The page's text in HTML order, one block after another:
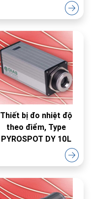
Thiết bị đo nhiệt độ
theo điểm, Type
PYROSPOT DY 10L